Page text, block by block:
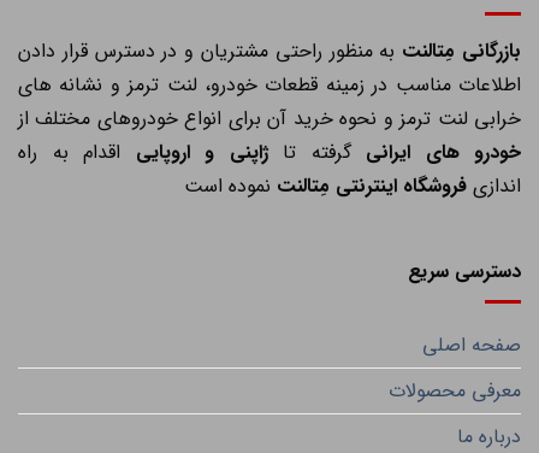
بازرگانی مِتالنتبه منظور راحتی مشتریان و در دسترس قرار دادن
اطلاعات مناسب در زمینه قطعات خودرو، لنت ترمز و نشانه های
خرابی لنت ترمز و نحوه خرید آن برای انواع خودروهای مختلف از
خودرو های ایرانیگرفته تاژاپنی و اروپاییاقدام به راه
اندازیفروشگاه اینترنتی مِتالنتنموده است
دسترسی سریع
صفحه اصلی
معرفی محصولات
درباره ما